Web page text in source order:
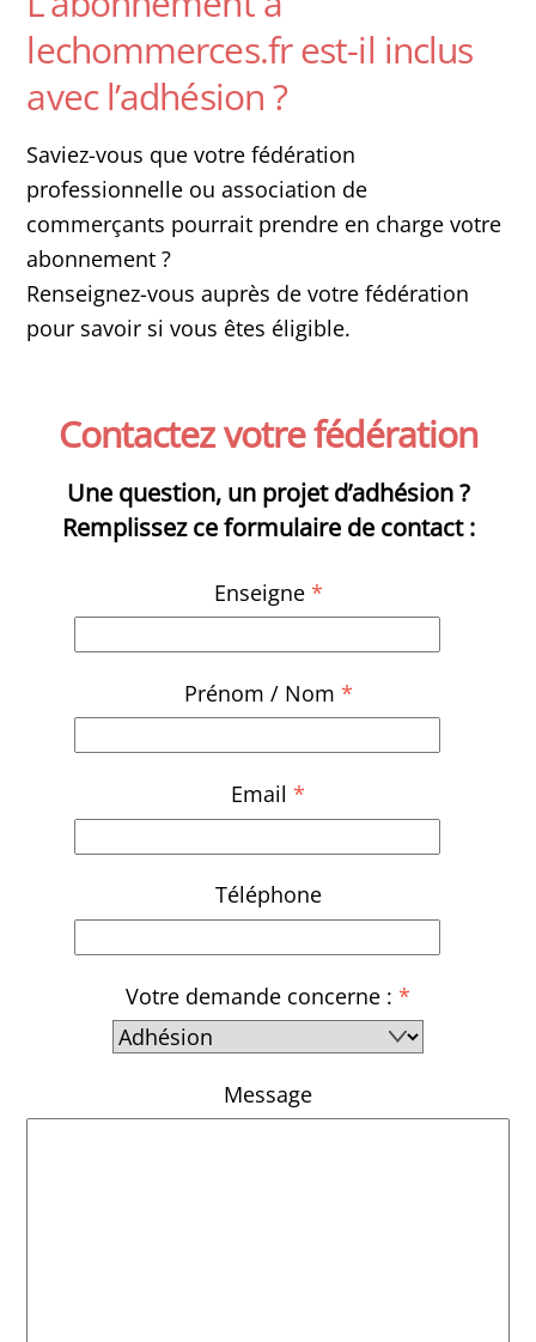
lechommerces.fr est-il inclus
avec l’adhésion ?
Saviez-vous que votre fédération
professionnelle ou association de
commerçants pourrait prendre en charge votre
abonnement ?
Renseignez-vous auprès de votre fédération
pour savoir si vous êtes éligible.
Contactez votre fédération
Une question, un projet d’adhésion ?
Remplissez ce formulaire de contact :
Enseigne *
Prénom / Nom *
Email *
Téléphone
Votre demande concerne : *
Message